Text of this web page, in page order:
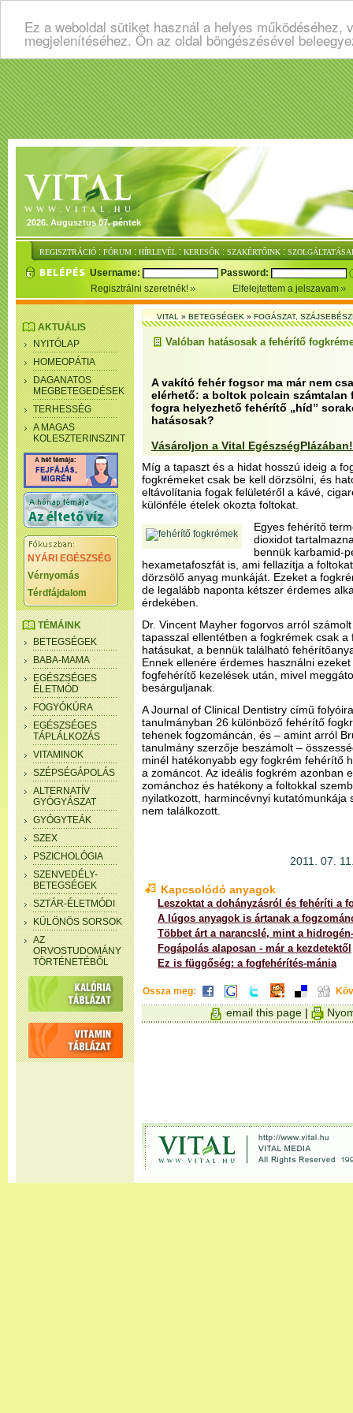
Ez a weboldal sütiket használ a helyes
megjelenítéséhez. Ön az oldal böngészésével
2026. Augusztus 07. péntek
REGISZTRÁCIÓ : FÓRUM : HÍRLEVÉL : KERESŐK : SZAKÉRTŐINK :
Username:
Password:
Regisztrálni szeretnék!
Elfelejtettem a jelszavam
AKTUÁLIS
NYITÓLAP
HOMEOPÁTIA
DAGANATOS
MEGBETEGEDÉSEK
TERHESSÉG
A MAGAS
KOLESZTERINSZINT
NYÁRI EGÉSZSÉG
Vérnyomás
Térdfájdalom
TÉMÁINK
BETEGSÉGEK
BABA-MAMA
EGÉSZSÉGES
ÉLETMÓD
FOGYÓKÚRA
EGÉSZSÉGES
TÁPLÁLKOZÁS
VITAMINOK
SZÉPSÉGÁPOLÁS
ALTERNATÍV
GYÓGYÁSZAT
GYÓGYTEÁK
SZEX
PSZICHOLÓGIA
SZENVEDÉLY-
BETEGSÉGEK
SZTÁR-ÉLETMÓDI
KÜLÖNÖS SORSOK
AZ
ORVOSTUDOMÁNY
TÖRTÉNETÉBŐL
VITAL»BETEGSÉGEK»FOGÁSZAT,
Valóban hatásosak a fehérítő
A vakító fehér fogsor ma már nem
elérhető: a boltok polcain számtalan
fogra helyezhető fehérítő „híd”
hatásosak?
Vásároljon a Vital EgészségPlázában!
Míg a tapaszt és a hidat hosszú ideig a
fogkrémeket csak be kell dörzsölni, és
eltávolítania fogak felületéről a kávé,
különféle ételek okozta foltokat.
Egyes fehérítő
dioxidot
bennük karbamid-
hexametafoszfát is, ami fellazítja a
dörzsölő anyag munkáját. Ezeket a
de legalább naponta kétszer érdemes
érdekében.
Dr. Vincent Mayher fogorvos arról
tapasszal ellentétben a fogkrémek csak a
hatásukat, a bennük található
Ennek ellenére érdemes használni
fogfehérítő kezelések után, mivel
besárguljanak.
A Journal of Clinical Dentistry című
tanulmányban 26 különböző fehérítő
tehenek fogzománcán, és – amint arról
tanulmány szerzője beszámolt –
minél hatékonyabb egy fogkrém fehérítő
a zománcot. Az ideális fogkrém azonban
zománchoz és hatékony a foltokkal
nyilatkozott, harmincévnyi kutatómunkája
nem találkozott.
2011. 07.
Kapcsolódó anyagok
Leszoktat a dohányzásról és fehéríti a
A lúgos anyagok is ártanak a
Többet árt a narancslé, mint a
Fogápolás alaposan - már a kezdetektől
Ez is függőség: a fogfehérítés-mánia
Ossza meg:
email this page |